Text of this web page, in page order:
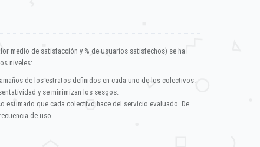
medio de satisfacción y % de usuarios satisfechos) se ha
niveles:
de los estratos definidos en cada uno de los colectivos.
y se minimizan los sesgos.
estimado que cada colectivo hace del servicio evaluado. De
de uso.